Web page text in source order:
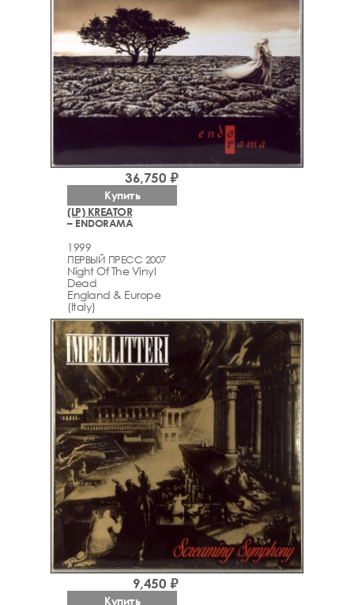
(LP) KREATOR
– ENDORAMA
1999
ПЕРВЫЙ ПРЕСС 2007
Night Of The Vinyl
Dead
England & Europe
(Italy)
36,750 ₽
Купить
9,450 ₽
Купить